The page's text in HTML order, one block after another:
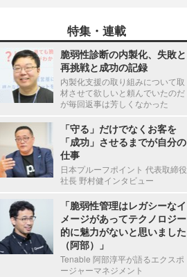
特集・連載
脆弱性診断の内製化、失敗と
再挑戦と成功の記録
内製化支援の取り組みについて取
材させて欲しいと頼んでいたのだ
が毎回返事は芳しくなかった
「守る」だけでなくお客を
「成功」させるまでが自分の
仕事
日本プルーフポイント 代表取締役
社長 野村健インタビュー
「脆弱性管理はレガシーなイ
メージがあってテクノロジー
的に魅力がないと思いました
（阿部）」
Tenable 阿部淳平が語るエクスポ
ージャーマネジメント